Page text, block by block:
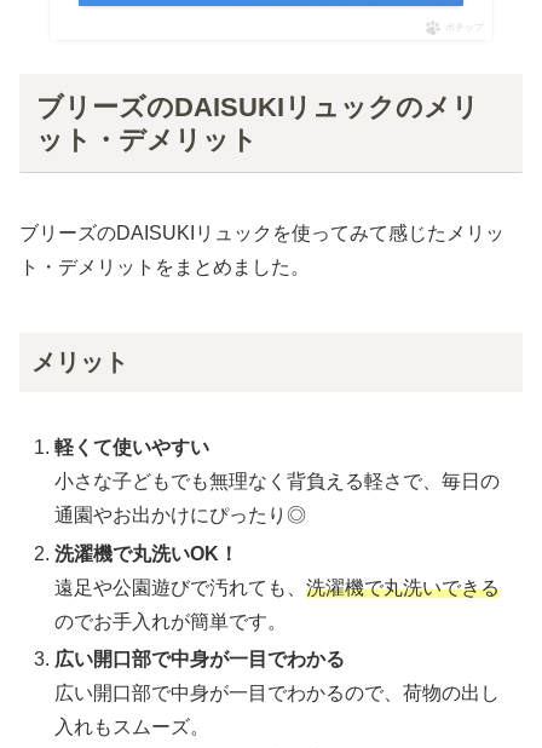
ポチップ
ブリーズのDAISUKIリュックのメリ
ット・デメリット
ブリーズのDAISUKIリュックを使ってみて感じたメリッ
ト・デメリットをまとめました。
メリット
軽くて使いやすい
小さな子どもでも無理なく背負える軽さで、毎日の
通園やお出かけにぴったり◎
洗濯機で丸洗いOK！
遠足や公園遊びで汚れても、洗濯機で丸洗いできる
のでお手入れが簡単です。
広い開口部で中身が一目でわかる
広い開口部で中身が一目でわかるので、荷物の出し
入れもスムーズ。